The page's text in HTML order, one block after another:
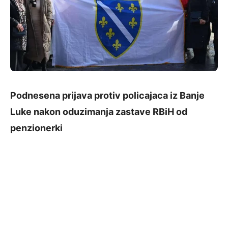
Podnesena prijava protiv policajaca iz Banje
Luke nakon oduzimanja zastave RBiH od
penzionerki